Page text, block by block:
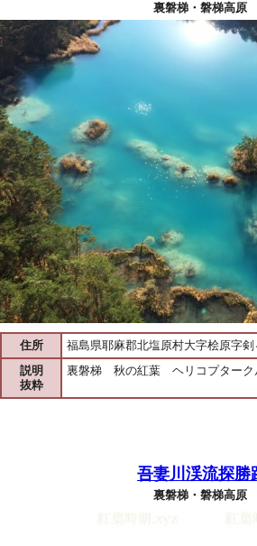
裏磐梯・磐梯高原
住所
福島県耶麻郡北塩原村大字桧原字剣
説明
抜粋
裏磐梯 秋の紅葉 ヘリコプターク
吾妻川渓流探勝
裏磐梯・磐梯高原